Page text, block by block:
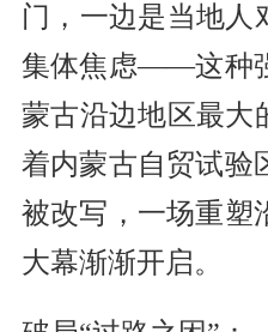
门，一边是当地人
集体焦虑——这种
蒙古沿边地区最大
着内蒙古自贸试验
被改写，一场重塑
大幕渐渐开启。